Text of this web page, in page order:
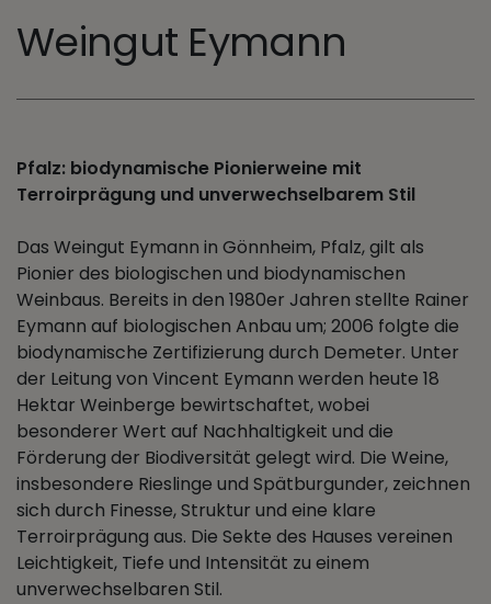
Weingut Eymann
Pfalz: biodynamische Pionierweine mit
Terroirprägung und unverwechselbarem Stil
Das Weingut Eymann in Gönnheim, Pfalz, gilt als
Pionier des biologischen und biodynamischen
Weinbaus. Bereits in den 1980er Jahren stellte Rainer
Eymann auf biologischen Anbau um; 2006 folgte die
biodynamische Zertifizierung durch Demeter. Unter
der Leitung von Vincent Eymann werden heute 18
Hektar Weinberge bewirtschaftet, wobei
besonderer Wert auf Nachhaltigkeit und die
Förderung der Biodiversität gelegt wird. Die Weine,
insbesondere Rieslinge und Spätburgunder, zeichnen
sich durch Finesse, Struktur und eine klare
Terroirprägung aus. Die Sekte des Hauses vereinen
Leichtigkeit, Tiefe und Intensität zu einem
unverwechselbaren Stil.